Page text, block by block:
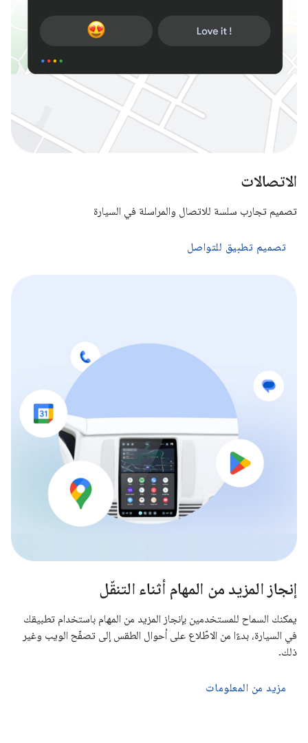
الاتصالات
تصميم تجارب سلسة للاتصال والمراسلة في السيارة
تصميم تطبيق للتواصل
إنجاز المزيد من المهام أثناء التنقّل
يمكنك السماح للمستخدمين بإنجاز المزيد من المهام باستخدام تطبيقك
في السيارة، بدءًا من الاطّلاع على أحوال الطقس إلى تصفّح الويب وغير
ذلك.
مزيد من المعلومات